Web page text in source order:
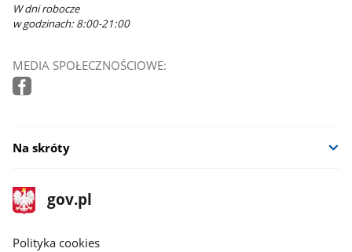
W dni robocze
w godzinach: 8:00-21:00
MEDIA SPOŁECZNOŚCIOWE:
Na skróty
stopka
gov.pl
Strona
gov.pl
gov.pl
Polityka cookies